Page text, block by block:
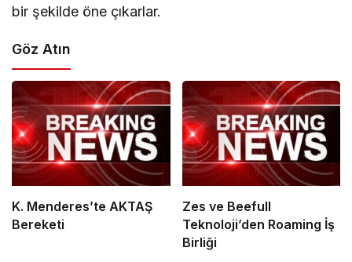
bir şekilde öne çıkarlar.
Göz Atın
K. Menderes’te AKTAŞ
Bereketi
Zes ve Beefull
Teknoloji’den Roaming İş
Birliği